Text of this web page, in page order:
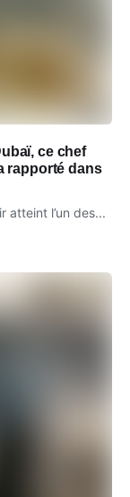
ce chef
rapporté dans
atteint l’un des...